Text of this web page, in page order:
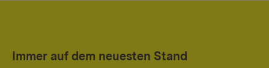
Immer auf dem neuesten Stand